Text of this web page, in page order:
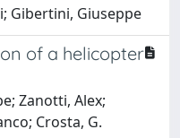
Gibertini, Giuseppe
of a helicopter
Zanotti, Alex;
Crosta, G.